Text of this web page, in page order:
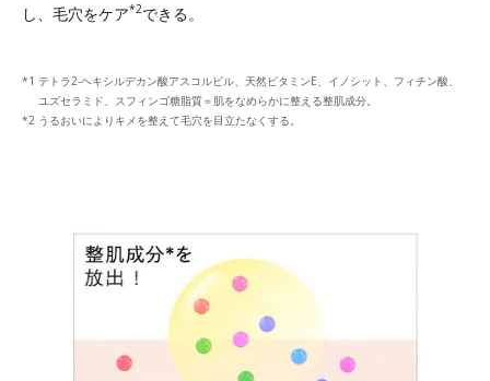
し、毛穴をケア*2できる。
テトラ2-ヘキシルデカン酸アスコルビル、天然ビタミンE、イノシット、フィチン酸、
ユズセラミド、スフィンゴ糖脂質＝肌をなめらかに整える整肌成分。
うるおいによりキメを整えて毛穴を目立たなくする。